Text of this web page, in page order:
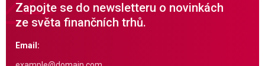
Zapojte se do newsletteru o novinkách
ze světa finančních trhů.
Email: